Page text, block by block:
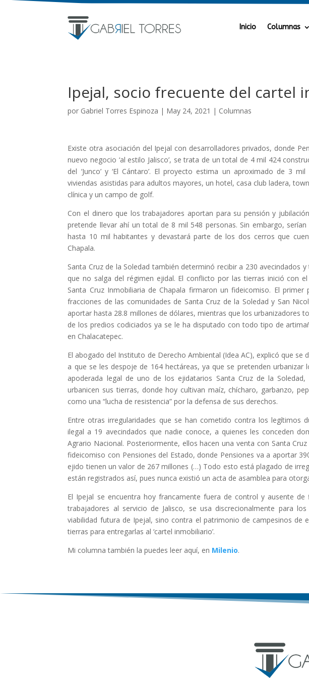
Inicio Columnas
Ipejal, socio frecuente del cartel
por Gabriel Torres Espinoza | May 24, 2021 | Columnas
Existe otra asociación del Ipejal con desarrolladores privados, donde
nuevo negocio ‘al estilo Jalisco’, se trata de un total de 4 mil 424
del ‘Junco’ y ‘El Cántaro’. El proyecto estima un aproximado de 3
viviendas asistidas para adultos mayores, un hotel, casa club ladera,
clínica y un campo de golf.
Con el dinero que los trabajadores aportan para su pensión y
pretende llevar ahí un total de 8 mil 548 personas. Sin embargo,
hasta 10 mil habitantes y devastará parte de los dos cerros que
Chapala.
Santa Cruz de la Soledad también determinó recibir a 230 avecindados
que no salga del régimen ejidal. El conflicto por las tierras inició con
Santa Cruz Inmobiliaria de Chapala firmaron un fideicomiso. El
fracciones de las comunidades de Santa Cruz de la Soledad y San
aportar hasta 28.8 millones de dólares, mientras que los urbanizadores
de los predios codiciados ya se le ha disputado con todo tipo de
en Chalacatepec.
El abogado del Instituto de Derecho Ambiental (Idea AC), explicó que
a que se les despoje de 164 hectáreas, ya que se pretenden urbanizar
apoderada legal de uno de los ejidatarios Santa Cruz de la
urbanicen sus tierras, donde hoy cultivan maíz, chícharo, garbanzo,
como una “lucha de resistencia” por la defensa de sus derechos.
Entre otras irregularidades que se han cometido contra los legítimos
ilegal a 19 avecindados que nadie conoce, a quienes les conceden
Agrario Nacional. Posteriormente, ellos hacen una venta con Santa
fideicomiso con Pensiones del Estado, donde Pensiones va a aportar
ejido tienen un valor de 267 millones (…) Todo esto está plagado de
están registrados así, pues nunca existió un acta de asamblea para
El Ipejal se encuentra hoy francamente fuera de control y ausente
trabajadores al servicio de Jalisco, se usa discrecionalmente para
viabilidad futura de Ipejal, sino contra el patrimonio de campesinos de
tierras para entregarlas al ‘cartel inmobiliario’.
Mi columna también la puedes leer aquí, en Milenio.